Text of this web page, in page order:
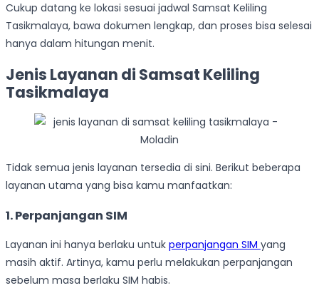
Cukup datang ke lokasi sesuai jadwal Samsat Keliling
Tasikmalaya, bawa dokumen lengkap, dan proses bisa selesai
hanya dalam hitungan menit.
Jenis Layanan di Samsat Keliling
Tasikmalaya
Tidak semua jenis layanan tersedia di sini. Berikut beberapa
layanan utama yang bisa kamu manfaatkan:
1. Perpanjangan SIM
Layanan ini hanya berlaku untuk perpanjangan SIM yang
masih aktif. Artinya, kamu perlu melakukan perpanjangan
sebelum masa berlaku SIM habis.